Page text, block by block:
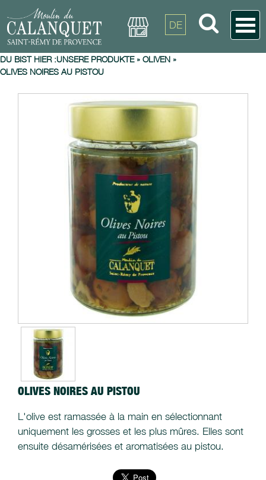
DE
DU BIST HIER :UNSERE PRODUKTE» OLIVEN »
OLIVES NOIRES AU PISTOU
OLIVES NOIRES AU PISTOU
L'olive est ramassée à la main en sélectionnant
uniquement les grosses et les plus mûres. Elles sont
ensuite désamérisées et aromatisées au pistou.